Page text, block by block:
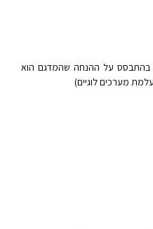
בהתבסס על ההנחה שהמדגם הוא
מערכים לוגיים)